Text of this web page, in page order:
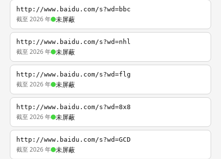
http://www.baidu.com/s?wd=bbc
截至 2026 年 未屏蔽
http://www.baidu.com/s?wd=nhl
截至 2026 年 未屏蔽
http://www.baidu.com/s?wd=flg
截至 2026 年 未屏蔽
http://www.baidu.com/s?wd=8x8
截至 2026 年 未屏蔽
http://www.baidu.com/s?wd=GCD
截至 2026 年 未屏蔽